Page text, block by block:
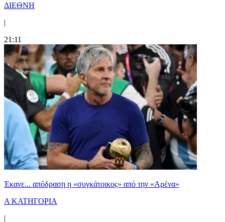
ΔΙΕΘΝΗ
|
21:11
Έκανε... απόδραση η «συγκάτοικος» από την «Αρένα»
Α ΚΑΤΗΓΟΡΙΑ
|